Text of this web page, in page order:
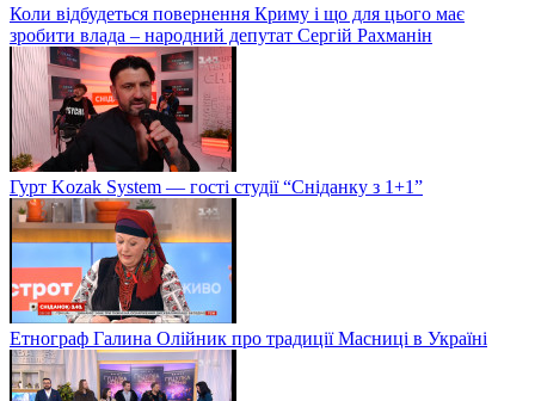
Коли відбудеться повернення Криму і що для цього має
зробити влада – народний депутат Сергій Рахманін
Гурт Kozak System — гості студії “Сніданку з 1+1”
Етнограф Галина Олійник про традиції Масниці в Україні